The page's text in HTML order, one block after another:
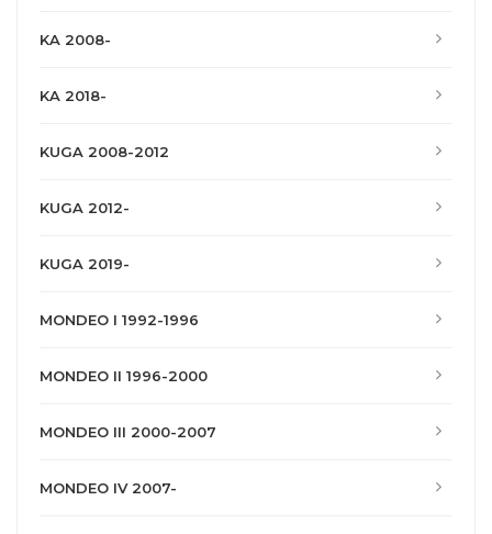
KA 2008-
KA 2018-
KUGA 2008-2012
KUGA 2012-
KUGA 2019-
MONDEO I 1992-1996
MONDEO II 1996-2000
MONDEO III 2000-2007
MONDEO IV 2007-